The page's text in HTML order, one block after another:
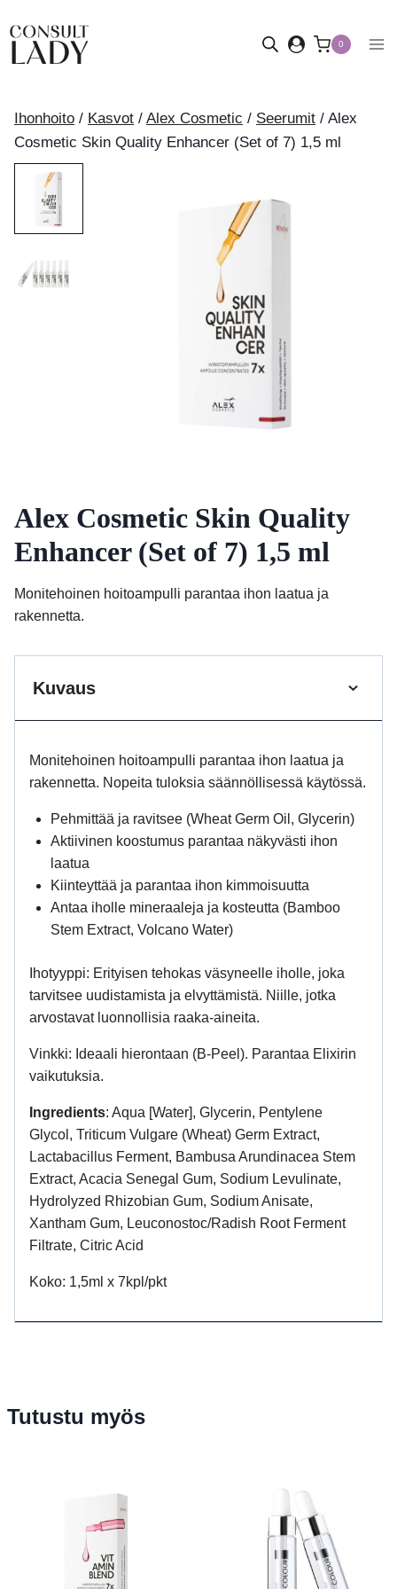
sisältöön
0
Ihonhoito / Kasvot / Alex Cosmetic / Seerumit / Alex
Cosmetic Skin Quality Enhancer (Set of 7) 1,5 ml
Alex Cosmetic Skin Quality
Enhancer (Set of 7) 1,5 ml
Monitehoinen hoitoampulli parantaa ihon laatua ja
rakennetta.
Kuvaus
Monitehoinen hoitoampulli parantaa ihon laatua ja
rakennetta. Nopeita tuloksia säännöllisessä käytössä.
Pehmittää ja ravitsee (Wheat Germ Oil, Glycerin)
Aktiivinen koostumus parantaa näkyvästi ihon
laatua
Kiinteyttää ja parantaa ihon kimmoisuutta
Antaa iholle mineraaleja ja kosteutta (Bamboo
Stem Extract, Volcano Water)
Ihotyyppi: Erityisen tehokas väsyneelle iholle, joka
tarvitsee uudistamista ja elvyttämistä. Niille, jotka
arvostavat luonnollisia raaka-aineita.
Vinkki: Ideaali hierontaan (B-Peel). Parantaa Elixirin
vaikutuksia.
Ingredients: Aqua [Water], Glycerin, Pentylene
Glycol, Triticum Vulgare (Wheat) Germ Extract,
Lactabacillus Ferment, Bambusa Arundinacea Stem
Extract, Acacia Senegal Gum, Sodium Levulinate,
Hydrolyzed Rhizobian Gum, Sodium Anisate,
Xantham Gum, Leuconostoc/Radish Root Ferment
Filtrate, Citric Acid
Koko: 1,5ml x 7kpl/pkt
Tutustu myös